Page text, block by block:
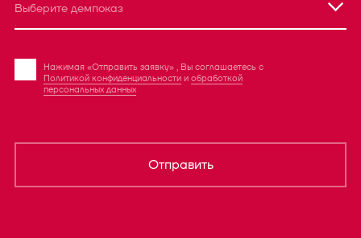
Выберите демпоказ
Нажимая «Отправить заявку» , Вы соглашаетесь с
Политикой конфиденциальности и обработкой
персональных данных
Отправить